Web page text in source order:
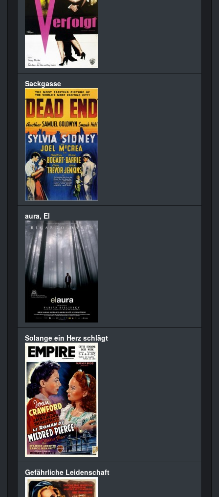
Sackgasse
aura, El
Solange ein Herz schlägt
Gefährliche Leidenschaft